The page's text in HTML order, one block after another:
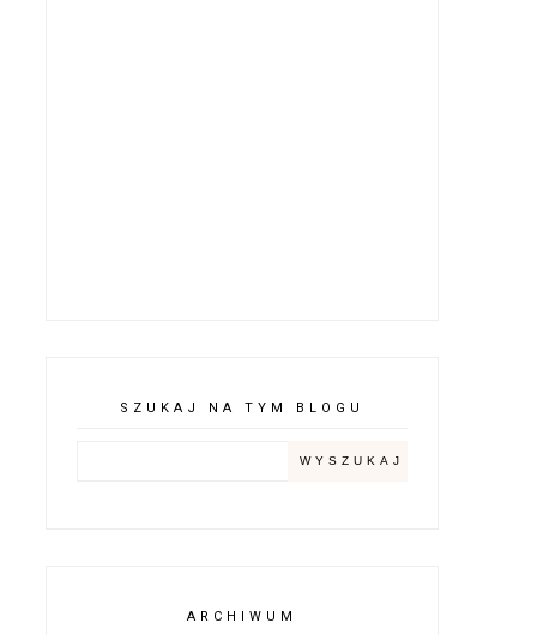
SZUKAJ NA TYM BLOGU
ARCHIWUM